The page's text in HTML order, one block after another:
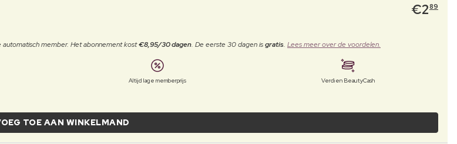
€289
member. Het abonnement kost€8,95/30 dagen. De eerste 30 dagen isgratis. Lees meer over de voordelen.
Altijd lage memberprijs Verdien BeautyCash
TOE AAN WINKELMAND